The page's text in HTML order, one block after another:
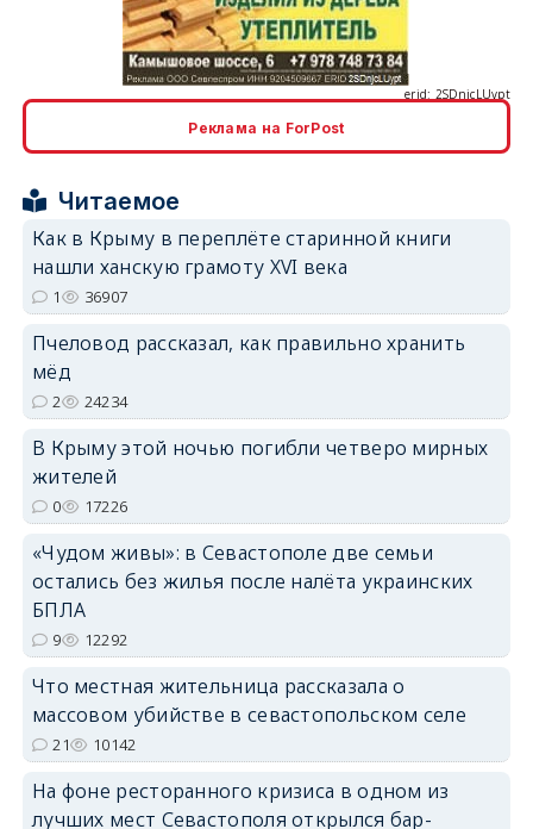
erid: 2SDnjdPjgYS
Реклама на ForPost
Читаемое
Как в Крыму в переплёте старинной книги
нашли ханскую грамоту XVI века
1 36907
Пчеловод рассказал, как правильно хранить
мёд
2 24234
В Крыму этой ночью погибли четверо мирных
жителей
0 17226
«Чудом живы»: в Севастополе две семьи
остались без жилья после налёта украинских
БПЛА
9 12292
Что местная жительница рассказала о
массовом убийстве в севастопольском селе
21 10142
На фоне ресторанного кризиса в одном из
лучших мест Севастополя открылся бар-